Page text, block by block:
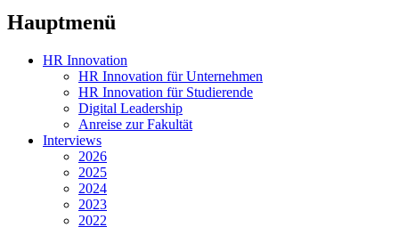
Hauptmenü
HR Innovation
HR Innovation für Unternehmen
HR Innovation für Studierende
Digital Leadership
Anreise zur Fakultät
Interviews
2026
2025
2024
2023
2022